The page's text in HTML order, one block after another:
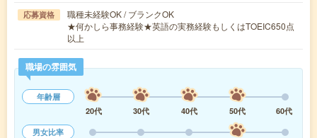
応募資格
職種未経験OK / ブランクOK
★何かしら事務経験★英語の実務経験もしくはTOEIC650点
以上
職場の雰囲気
年齢層
20代
30代 40代 50代
60代
男女比率